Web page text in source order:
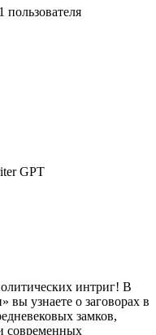
1 пользователя
GPT
интриг! В
узнаете о заговорах в
замков,
современных